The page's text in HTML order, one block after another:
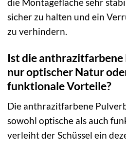
die Montagefläche sehr
sicher zu halten und ein
zu verhindern.
Ist die anthrazitfarbene
nur optischer Natur
funktionale Vorteile?
Die anthrazitfarbene
sowohl optische als auch
verleiht der Schüssel ein